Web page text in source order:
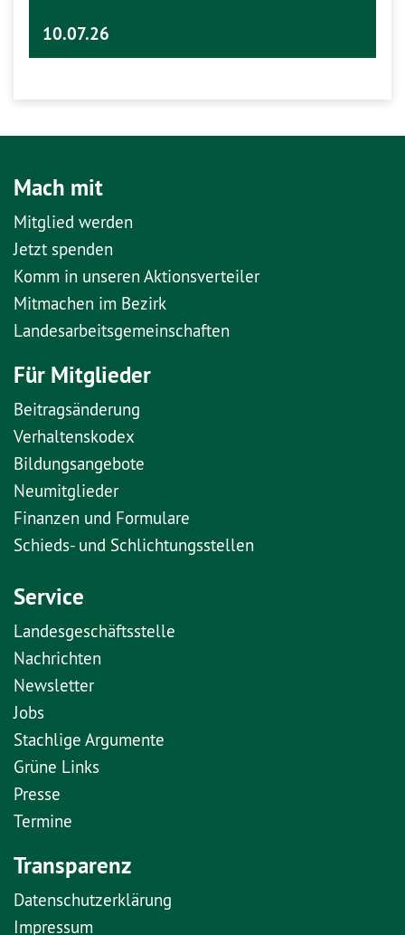
10.07.26
Mach mit
Mitglied werden
Jetzt spenden
Komm in unseren Aktionsverteiler
Mitmachen im Bezirk
Landesarbeitsgemeinschaften
Für Mitglieder
Beitragsänderung
Verhaltenskodex
Bildungsangebote
Neumitglieder
Finanzen und Formulare
Schieds- und Schlichtungsstellen
Service
Landesgeschäftsstelle
Nachrichten
Newsletter
Jobs
Stachlige Argumente
Grüne Links
Presse
Termine
Transparenz
Datenschutzerklärung
Impressum